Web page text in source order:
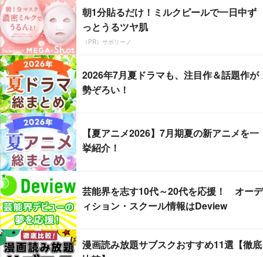
朝1分貼るだけ！ミルクピールで一日中ず
っとうるツヤ肌
（PR）サボリーノ
2026年7月夏ドラマも、注目作＆話題作が
勢ぞろい！
【夏アニメ2026】7月期夏の新アニメを一
挙紹介！
芸能界を志す10代～20代を応援！ オーデ
ィション・スクール情報はDeview
漫画読み放題サブスクおすすめ11選【徹底